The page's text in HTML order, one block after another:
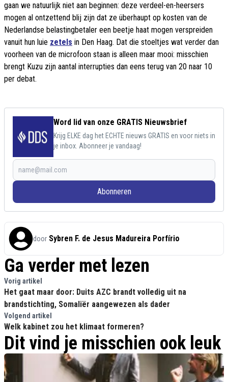
gaan we natuurlijk niet aan beginnen: deze verdeel-en-heersers
mogen al ontzettend blij zijn dat ze überhaupt op kosten van de
Nederlandse belastingbetaler een beetje haat mogen verspreiden
vanuit hun luie zetels in Den Haag. Dat die stoeltjes wat verder dan
voorheen van de microfoon staan is alleen maar mooi: misschien
brengt Kuzu zijn aantal interrupties dan eens terug van 20 naar 10
per debat.
Word lid van onze GRATIS Nieuwsbrief
Krijg ELKE dag het ECHTE nieuws GRATIS en voor niets in
je inbox. Abonneer je vandaag!
Abonneren
door Sybren F. de Jesus Madureira Porfírio
Ga verder met lezen
Vorig artikel
Het gaat maar door: Duits AZC brandt volledig uit na
brandstichting, Somaliër aangewezen als dader
Volgend artikel
Welk kabinet zou het klimaat formeren?
Dit vind je misschien ook leuk